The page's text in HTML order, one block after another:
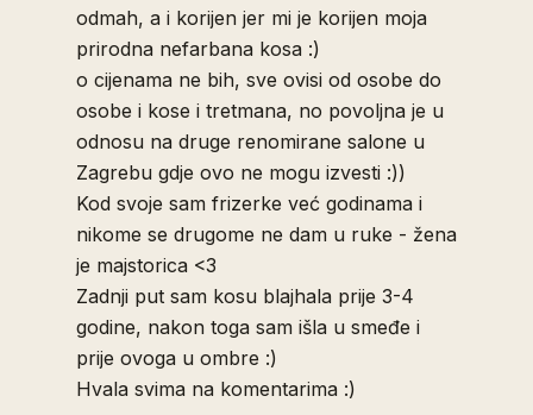
odmah, a i korijen jer mi je korijen moja
prirodna nefarbana kosa :)
o cijenama ne bih, sve ovisi od osobe do
osobe i kose i tretmana, no povoljna je u
odnosu na druge renomirane salone u
Zagrebu gdje ovo ne mogu izvesti :))
Kod svoje sam frizerke već godinama i
nikome se drugome ne dam u ruke - žena
je majstorica <3
Zadnji put sam kosu blajhala prije 3-4
godine, nakon toga sam išla u smeđe i
prije ovoga u ombre :)
Hvala svima na komentarima :)